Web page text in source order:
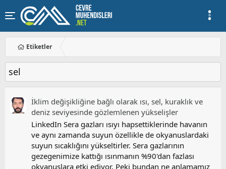
Etiketler
sel
İklim değişikliğine bağlı olarak ısı, sel, kuraklık ve
deniz seviyesinde gözlemlenen yükselişler
LinkedIn Sera gazları ısıyı hapsettiklerinde havanın
ve aynı zamanda suyun özellikle de okyanuslardaki
suyun sıcaklığını yükseltirler. Sera gazlarının
gezegenimize kattığı ısınmanın %90'dan fazlası
okyanuslara etki ediyor. Peki bundan ne anlamamız